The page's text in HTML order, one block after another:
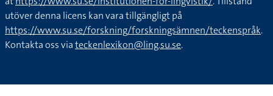
utöver denna licens kan vara tillgängligt på
https://www.su.se/forskning/forskningsämnen/teckenspråk.
Kontakta oss viateckenlexikon@ling.su.se.